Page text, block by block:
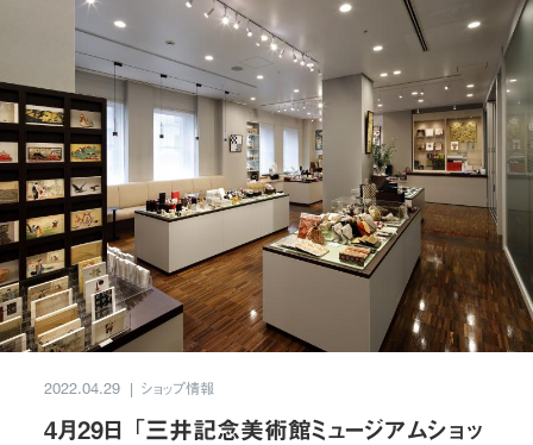
ショップ＆イベントマネジメント
代表メッセージ
会社概要
組織図
沿革
拠点
乃村工藝社グループ
サステナビリティ
ニュース
採用
パートナー
お問い合わせ
JP / EN
2022.04.29 ショップ情報
4月29日 「三井記念美術館ミュージアムショッ